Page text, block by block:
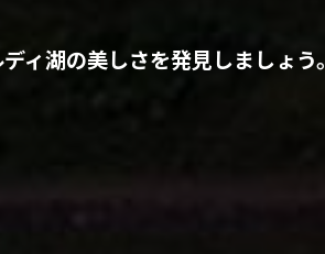
ィ湖の美しさを発見しましょう。